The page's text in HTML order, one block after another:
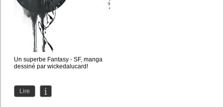
Un superbe Fantasy - SF, manga
dessiné par wickedalucard!
Lire